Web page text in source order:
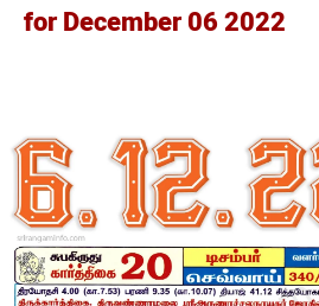
for December 06 2022